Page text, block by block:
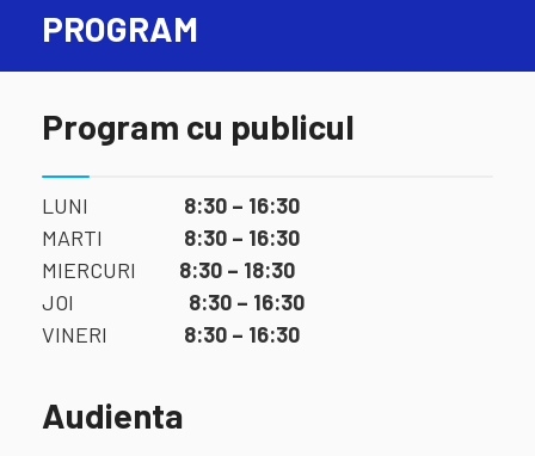
PROGRAM
Program cu publicul
LUNI 8:30 – 16:30
MARTI 8:30 – 16:30
MIERCURI 8:30 – 18:30
JOI 8:30 – 16:30
VINERI 8:30 – 16:30
Audienta